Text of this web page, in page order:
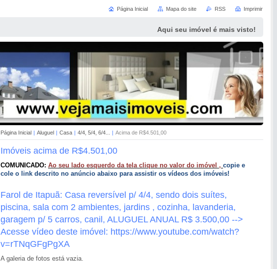
Aqui seu imóvel é mais visto!
Página Inicial | Aluguel | Casa | 4/4, 5/4, 6/4... | Acima de R$4.501,00
Imóveis acima de R$4.501,00
COMUNICADO: Ao seu lado esquerdo da tela clique no valor do imóvel , copie e
cole o link descrito no anúncio abaixo para assistir os vídeos dos imóveis!
Farol de Itapuã: Casa reversível p/ 4/4, sendo dois suítes,
piscina, sala com 2 ambientes, jardins , cozinha, lavanderia,
garagem p/ 5 carros, canil, ALUGUEL ANUAL R$ 3.500,00 -->
Acesse vídeo deste imóvel: https://www.youtube.com/watch?
v=rTNqGFgPgXA
A galeria de fotos está vazia.
Página Inicial Mapa do site RSS Imprimir